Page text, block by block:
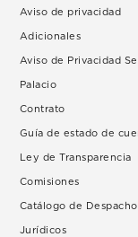
Aviso de privacidad
Adicionales
Aviso de Privacidad
Palacio
Contrato
Guía de estado de
Ley de Transparencia
Comisiones
Catálogo de
Jurídicos